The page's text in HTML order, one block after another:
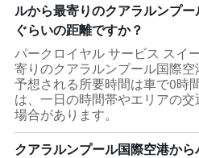
ルから最寄りのクアラルンプ
ぐらいの距離ですか？
パークロイヤル サービス スイ
寄りのクアラルンプール国際空
予想される所要時間は車で0時
は、一日の時間帯やエリアの
場合があります。
クアラルンプール国際空港か